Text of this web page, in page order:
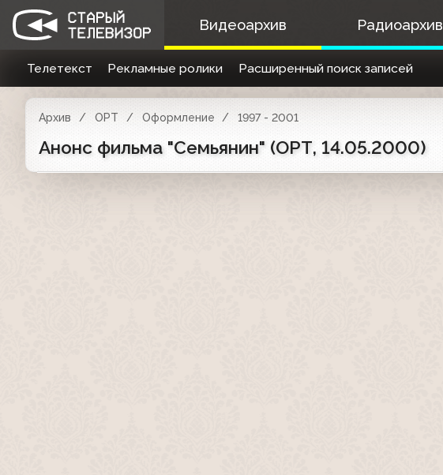
Видеоархив Радиоархив
Телетекст Рекламные ролики Расширенный поиск записей
Архив ОРТ Оформление 1997 - 2001
Анонс фильма "Семьянин" (ОРТ, 14.05.2000)